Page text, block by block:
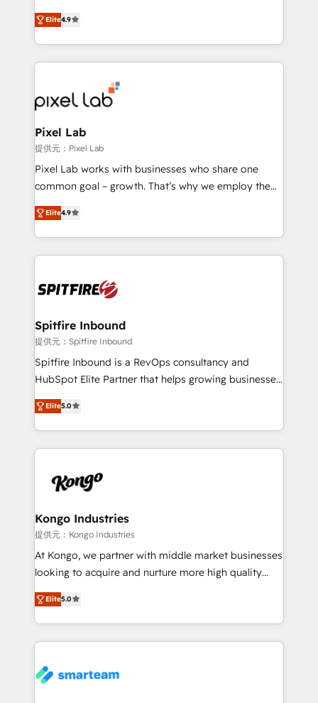
looking to strengthen their position in the fields of
marketing, technology, content, strategy and
creation. iO combines in-depth knowledge on both
the marketing and technology end of HubSpot,
from end-to-end. Teams of marketing specialists,
developers, copywriters and designers work side by
side to meet the specific demands of every client
and project. Dedicated HubSpot teams combine all
skills for HubSpot projects from strategy to
implementation and training. Skilled in-house
complex API integrations with external platforms.
Working from several campuses across Belgium, The
such as Brussels Airport, Volvo, Farmaline, Agilitas,
Streamz and Michelin.
Elite4.9
Pixel Lab
提供元：Pixel Lab
Pixel Lab works with businesses who share one
common goal – growth. That’s why we employ the
latest innovations in disruptive technology in our
approach to web design, sales enablement and
inbound marketing that deliver month-on-month
growth for our client's businesses. These methods
exactly where your marketing budget is being used
and overall revenue to a level not feasible with
traditional methods. If you’re a frustrated marketing
manager or business owner sick of wasting budget
with generic agencies and their outdated methods,
just like yours attract more high-quality leads
throughout each stage of the buying cycle with
enable sales teams with the process, technology and
training to smash targets.
Elite4.9
Spitfire Inbound
提供元：Spitfire Inbound
Spitfire Inbound is a RevOps consultancy and
HubSpot Elite Partner that helps growing businesses
design predictable, scalable revenue-driving
strategies. With offices in South Africa and London,
we take a RevOps-led approach that aligns sales,
marketing & service, breaks down silos, and gives
confidence. We deliver end to end strategy and
and technology around a single source of truth to
support sustainable growth and better decision-
making. Working with clients locally and globally, our
expertise includes HubSpot onboarding and CRM
experience strategy, web development, integrations,
and data-driven campaigns. Winners of the first
the community - we are so glad to work with you."
Connect with us to see how we can do better and be
Elite5.0
Kongo Industries
提供元：Kongo Industries
At Kongo, we partner with middle market businesses
looking to acquire and nurture more high quality
leads. We use digital media, marketing cloud,
automation and software integration to drive sales
and, deliver clarity on marketing expenditure.
Elite5.0